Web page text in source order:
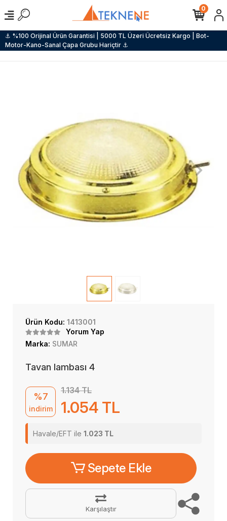
⚓ %100 Orijinal Ürün Garantisi | 5000 TL Üzeri Ücretsiz Kargo | Bot-
Motor-Kano-Sanal Çapa Grubu Hariçtir ⚓
0
Ürün Kodu: 1413001
Yorum Yap
Marka: SUMAR
Tavan lambası 4
%7
indirim
1.134 TL
1.054 TL
Havale/EFT ile 1.023 TL
Sepete Ekle
Karşılaştır